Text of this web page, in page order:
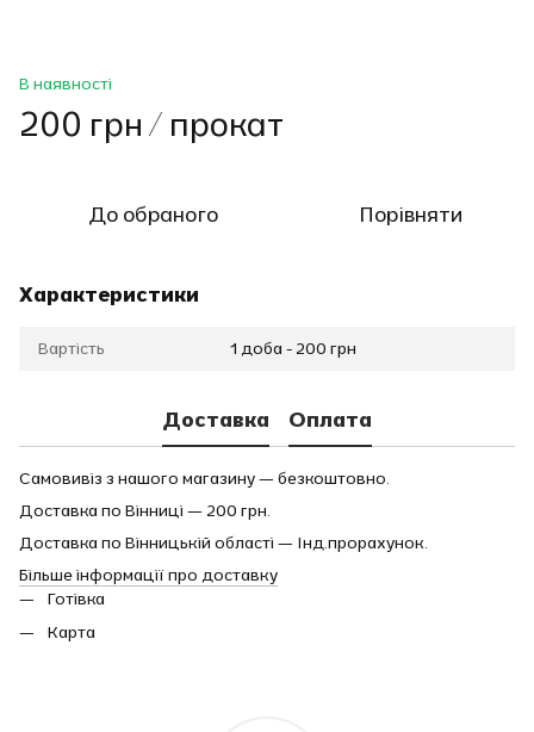
В наявності
200 грн / прокат
До обраного Порівняти
Характеристики
Вартість 1 доба - 200 грн
Доставка Оплата
Самовивіз з нашого магазину — безкоштовно.
Доставка по Вінниці — 200 грн.
Доставка по Вінницькій області — Інд.прорахунок.
Більше інформації про доставку
Готівка
Карта